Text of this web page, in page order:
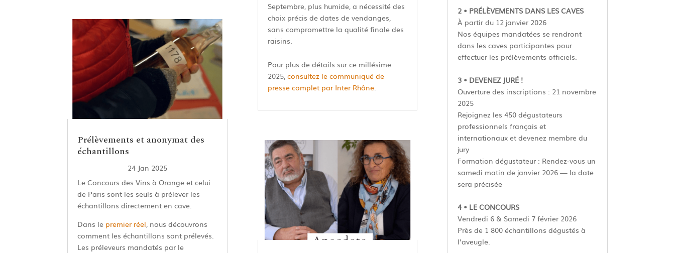
Prélèvements et anonymat des
échantillons
24 Jan 2025
Le Concours des Vins à Orange et celui
de Paris sont les seuls à prélever les
échantillons directement en cave.
Dans le premier réel, nous découvrons
comment les échantillons sont prélevés.
Les préleveurs mandatés par le
Septembre, plus humide, a nécessité des
choix précis de dates de vendanges,
sans compromettre la qualité finale des
raisins.
Pour plus de détails sur ce millésime
2025, consultez le communiqué de
presse complet par Inter Rhône.
2 • PRÉLÈVEMENTS DANS LES CAVES
À partir du 12 janvier 2026
Nos équipes mandatées se rendront
dans les caves participantes pour
effectuer les prélèvements officiels.
3 • DEVENEZ JURÉ !
Ouverture des inscriptions : 21 novembre
2025
Rejoignez les 450 dégustateurs
professionnels français et
internationaux et devenez membre du
jury
Formation dégustateur : Rendez-vous un
samedi matin de janvier 2026 — la date
sera précisée
4 • LE CONCOURS
Vendredi 6 & Samedi 7 février 2026
Près de 1 800 échantillons dégustés à
l’aveugle.